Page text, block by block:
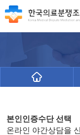
본인인증수단 선택
온라인 야간상담을